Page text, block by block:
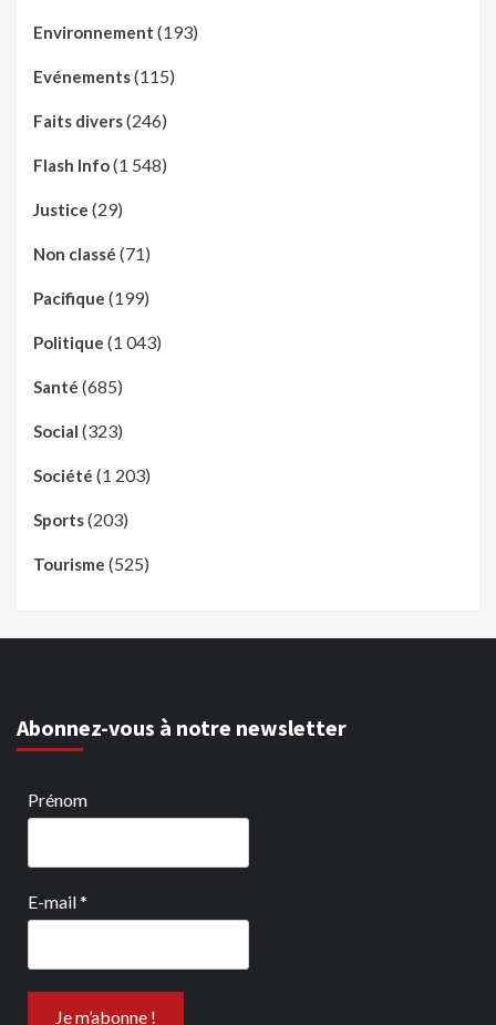
Environnement (193)
Evénements(115)
Faits divers(246)
Flash Info(1 548)
Justice (29)
Non classé (71)
Pacifique (199)
Politique (1 043)
Santé (685)
Social (323)
Société (1 203)
Sports(203)
Tourisme (525)
Abonnez-vous à notre newsletter
Prénom
E-mail*